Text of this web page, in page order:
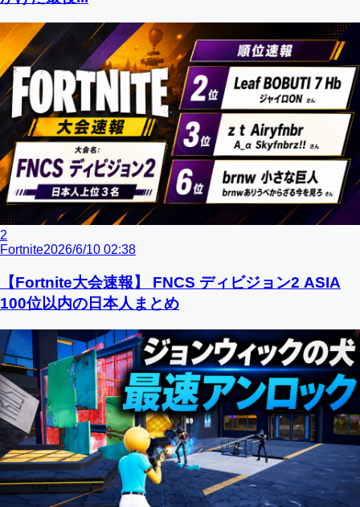
2
Fortnite2026/6/10 02:38
【Fortnite大会速報】 FNCS ディビジョン2 ASIA
100位以内の日本人まとめ